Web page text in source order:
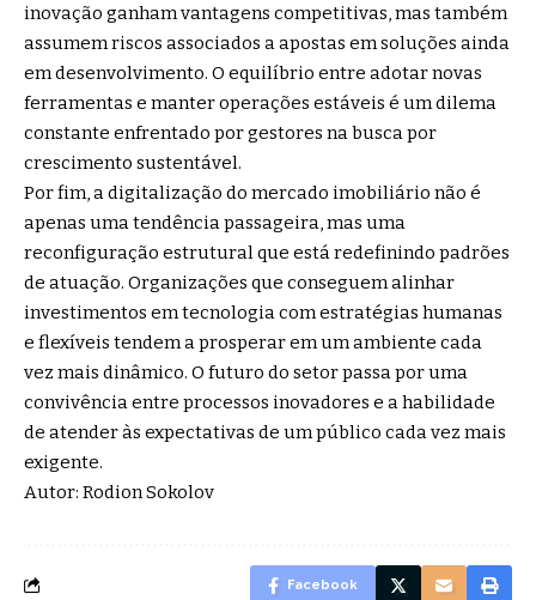
inovação ganham vantagens competitivas, mas também
assumem riscos associados a apostas em soluções ainda
em desenvolvimento. O equilíbrio entre adotar novas
ferramentas e manter operações estáveis é um dilema
constante enfrentado por gestores na busca por
crescimento sustentável.
Por fim, a digitalização do mercado imobiliário não é
apenas uma tendência passageira, mas uma
reconfiguração estrutural que está redefinindo padrões
de atuação. Organizações que conseguem alinhar
investimentos em tecnologia com estratégias humanas
e flexíveis tendem a prosperar em um ambiente cada
vez mais dinâmico. O futuro do setor passa por uma
convivência entre processos inovadores e a habilidade
de atender às expectativas de um público cada vez mais
exigente.
Autor: Rodion Sokolov
Facebook